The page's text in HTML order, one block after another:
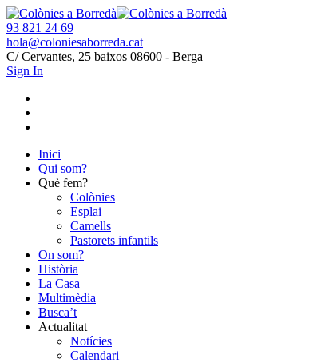
93 821 24 69
hola@coloniesaborreda.cat
C/ Cervantes, 25 baixos 08600 - Berga
Sign In
Inici
Qui som?
Què fem?
Colònies
Esplai
Camells
Pastorets infantils
On som?
Història
La Casa
Multimèdia
Busca’t
Actualitat
Notícies
Calendari